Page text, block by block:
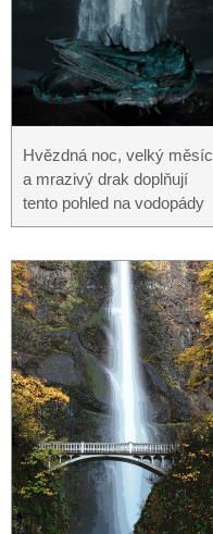
Hvězdná noc, velký měsíc
a mrazivý drak doplňují
tento pohled na vodopády